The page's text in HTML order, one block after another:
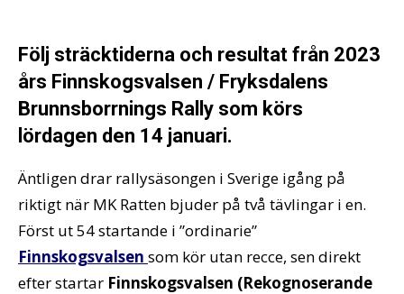
Följ sträcktiderna och resultat från 2023
års Finnskogsvalsen / Fryksdalens
Brunnsborrnings Rally som körs
lördagen den 14 januari.
Äntligen drar rallysäsongen i Sverige igång på
riktigt när MK Ratten bjuder på två tävlingar i en.
Först ut 54 startande i ”ordinarie”
Finnskogsvalsen som kör utan recce, sen direkt
efter startar Finnskogsvalsen (Rekognoserande